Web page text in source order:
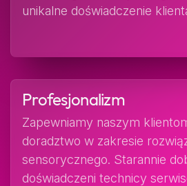
unikalne doświadczenie
Profesjonalizm
Zapewniamy naszym
doradztwo w zakresie
sensorycznego. Starannie
doświadczeni technicy